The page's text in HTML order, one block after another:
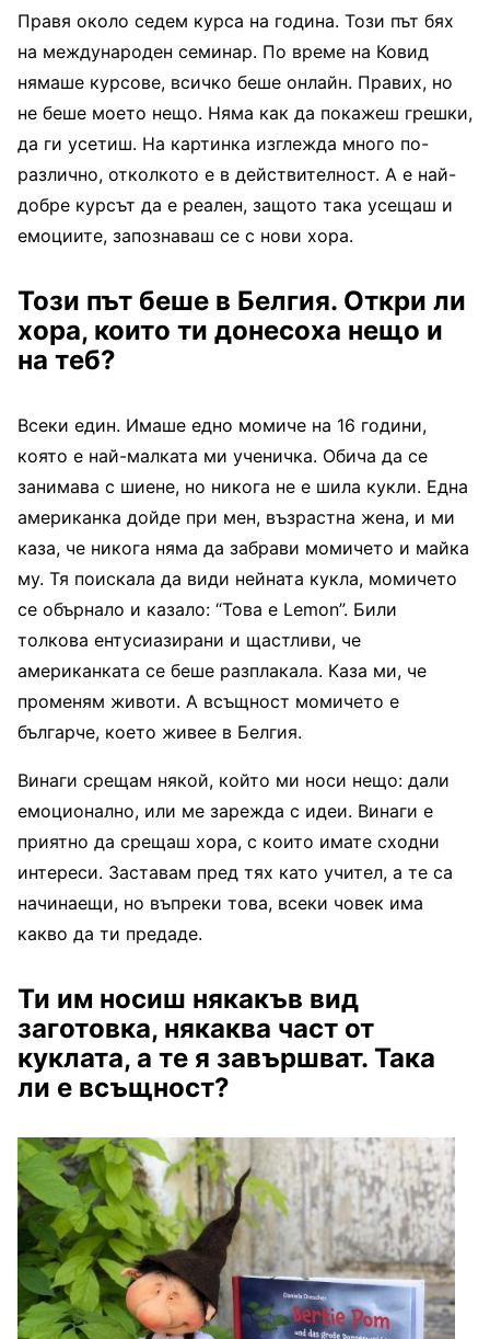
Правя около седем курса на година. Този път бях
на международен семинар. По време на Ковид
нямаше курсове, всичко беше онлайн. Правих, но
не беше моето нещо. Няма как да покажеш грешки,
да ги усетиш. На картинка изглежда много по-
различно, отколкото е в действителност. А е най-
добре курсът да е реален, защото така усещаш и
емоциите, запознаваш се с нови хора.
Този път беше в Белгия. Откри ли
хора, които ти донесоха нещо и
на теб?
Всеки един. Имаше едно момиче на 16 години,
която е най-малката ми ученичка. Обича да се
занимава с шиене, но никога не е шила кукли. Една
американка дойде при мен, възрастна жена, и ми
каза, че никога няма да забрави момичето и майка
му. Тя поискала да види нейната кукла, момичето
се обърнало и казало: “Това е Lemon”. Били
толкова ентусиазирани и щастливи, че
американката се беше разплакала. Каза ми, че
променям животи. А всъщност момичето е
българче, което живее в Белгия.
Винаги срещам някой, който ми носи нещо: дали
емоционално, или ме зарежда с идеи. Винаги е
приятно да срещаш хора, с които имате сходни
интереси. Заставам пред тях като учител, а те са
начинаещи, но въпреки това, всеки човек има
какво да ти предаде.
Ти им носиш някакъв вид
заготовка, някаква част от
куклата, а те я завършват. Така
ли е всъщност?